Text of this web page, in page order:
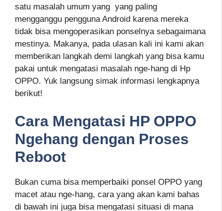
satu masalah umum yang yang paling
mengganggu pengguna Android karena mereka
tidak bisa mengoperasikan ponselnya sebagaimana
mestinya. Makanya, pada ulasan kali ini kami akan
memberikan langkah demi langkah yang bisa kamu
pakai untuk mengatasi masalah nge-hang di Hp
OPPO. Yuk langsung simak informasi lengkapnya
berikut!
Cara Mengatasi HP OPPO
Ngehang dengan Proses
Reboot
Bukan cuma bisa memperbaiki ponsel OPPO yang
macet atau nge-hang, cara yang akan kami bahas
di bawah ini juga bisa mengatasi situasi di mana